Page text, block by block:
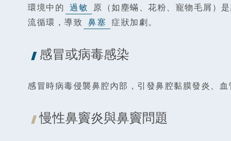
環境中的 過敏 原（如塵蟎、花粉、寵物毛屑）
流循環，導致 鼻塞 症狀加劇。
感冒或病毒感染
感冒時病毒侵襲鼻腔內部，引發鼻腔黏膜發炎、
慢性鼻竇炎與鼻竇問題